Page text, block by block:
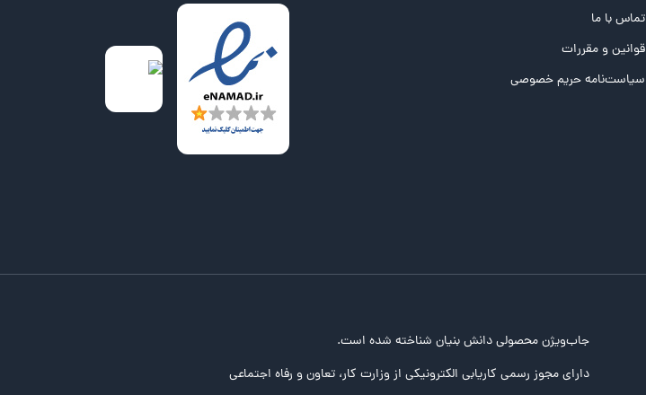
تماس با ما
قوانین و مقررات
سیاست‌نامه حریم خصوصی
جاب‌ویژن محصولی دانش بنیان شناخته شده است.
دارای مجوز رسمی کاریابی الکترونیکی از وزارت کار، تعاون و رفاه اجتماعی